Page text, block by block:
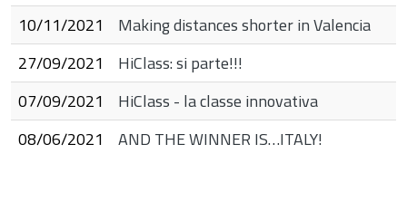
10/11/2021
Making distances shorter in Valencia
27/09/2021
HiClass: si parte!!!
07/09/2021
HiClass - la classe innovativa
08/06/2021
AND THE WINNER IS…ITALY!